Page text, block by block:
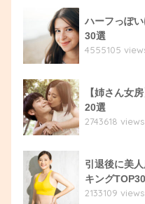
ハーフっぽ
30選
4555105
【姉さん女
20選
2743618 views
引退後に美
キングTOP30
2133109 views